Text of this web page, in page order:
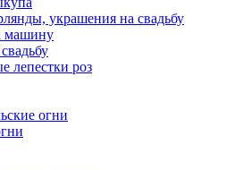
украшения на свадьбу
машину
лепестки роз
огни